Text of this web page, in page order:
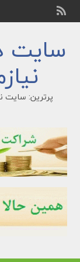
سایت
پرترین: سایت